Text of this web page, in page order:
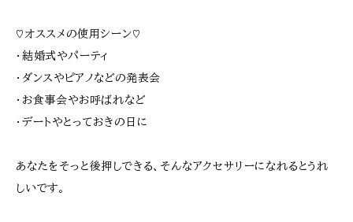
♡オススメの使用シーン♡
・結婚式やパーティ
・ダンスやピアノなどの発表会
・お食事会やお呼ばれなど
・デートやとっておきの日に
あなたをそっと後押しできる、そんなアクセサリーになれるとうれ
しいです。